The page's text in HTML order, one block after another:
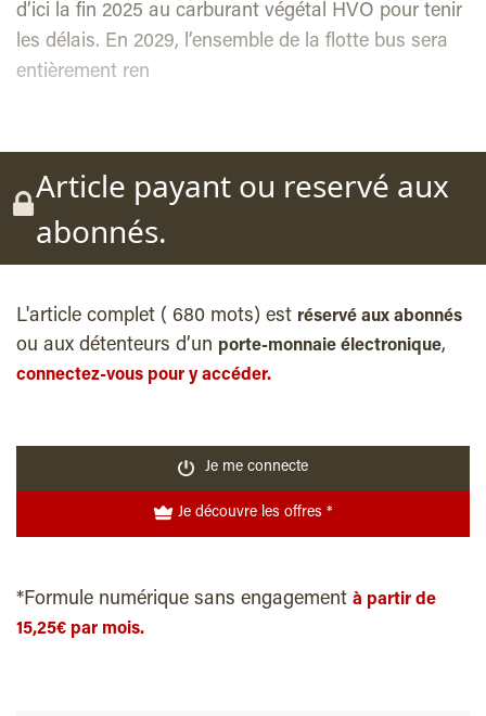
d’ici la fin 2025 au carburant végétal HVO pour tenir
les délais. En 2029, l’ensemble de la flotte bus sera
entièrement ren
Article payant ou reservé aux
abonnés.
L'article complet ( 680 mots) est réservé aux abonnés
ou aux détenteurs d’un porte-monnaie électronique,
connectez-vous pour y accéder.
Je me connecte
Je découvre les offres *
*Formule numérique sans engagement à partir de
15,25€ par mois.